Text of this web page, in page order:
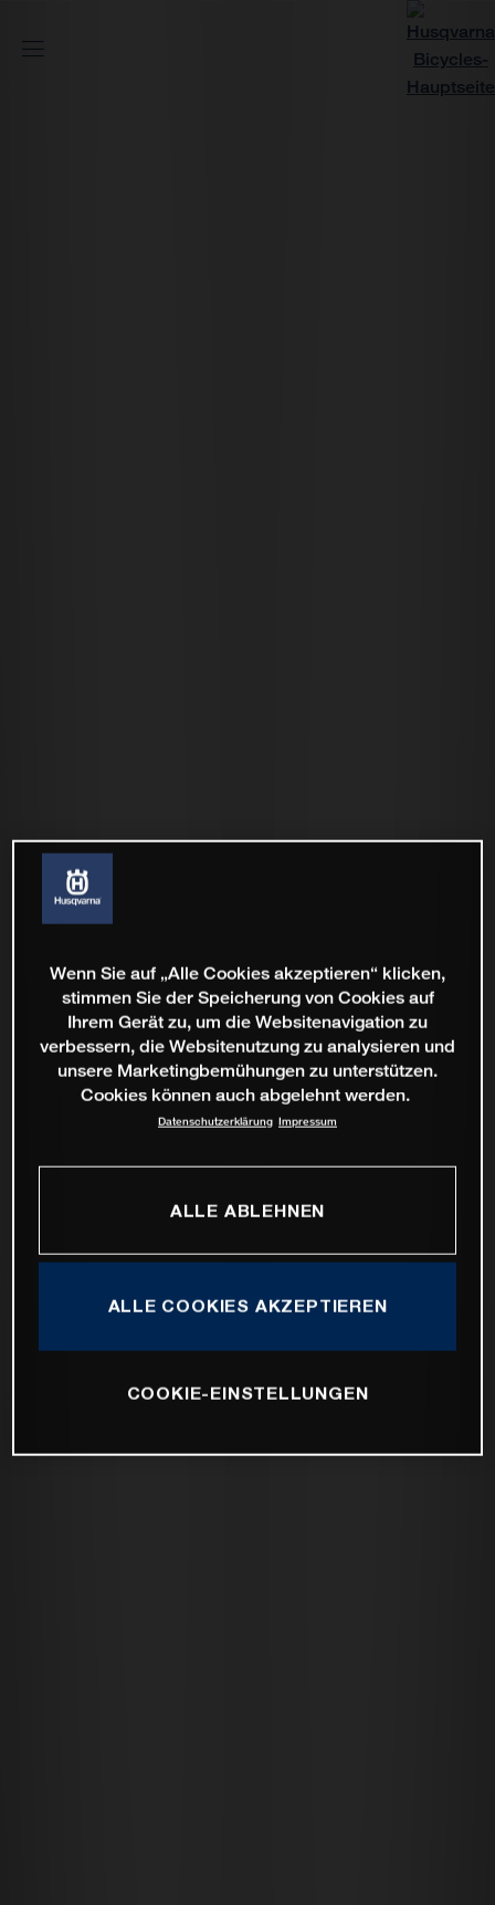
Wenn Sie auf „Alle Cookies akzeptieren“ klicken,
stimmen Sie der Speicherung von Cookies auf
Ihrem Gerät zu, um die Websitenavigation zu
verbessern, die Websitenutzung zu analysieren und
unsere Marketingbemühungen zu unterstützen.
Cookies können auch abgelehnt werden.
Datenschutzerklärung Impressum
ALLE ABLEHNEN
ALLE COOKIES AKZEPTIEREN
COOKIE-EINSTELLUNGEN